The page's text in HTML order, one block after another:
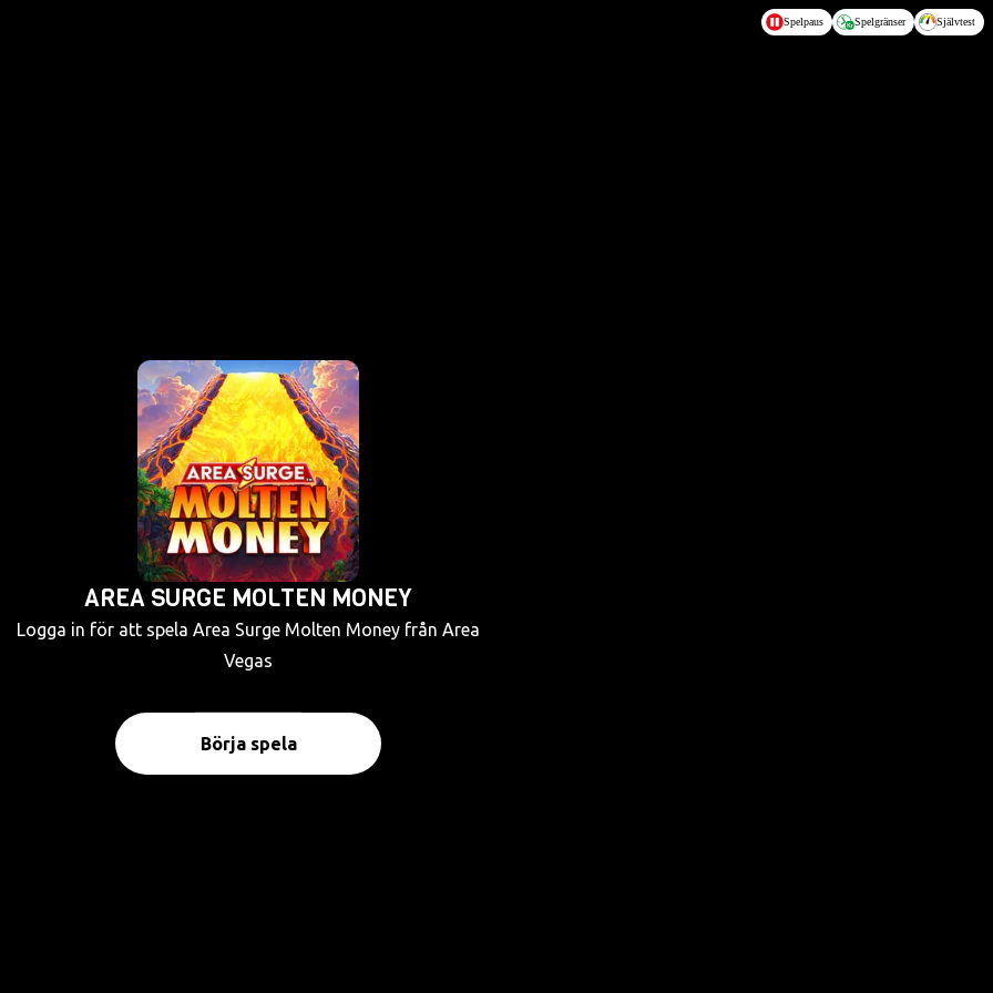
Spelpaus Spelgränser Självtest
AREA SURGE MOLTEN MONEY
Logga in för att spela Area Surge Molten Money från Area
Vegas
Börja spela